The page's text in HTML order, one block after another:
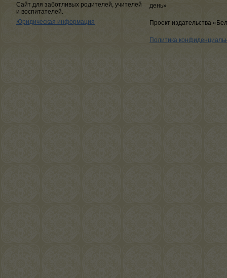
Сайт для заботливых родителей, учителей
и воспитателей.
Юридическая информация
день»
Проект издательства
Политика